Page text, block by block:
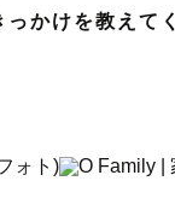
かけを教えて